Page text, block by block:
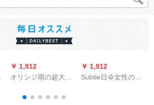
￥ 1,912
オリンジ雨の超大型
ビネ傘でレトロ防風
￥ 1,912
Subtle日伞女性の紫